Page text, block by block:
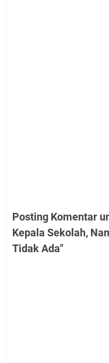
Posting Komentar
Kepala Sekolah,
Tidak Ada"